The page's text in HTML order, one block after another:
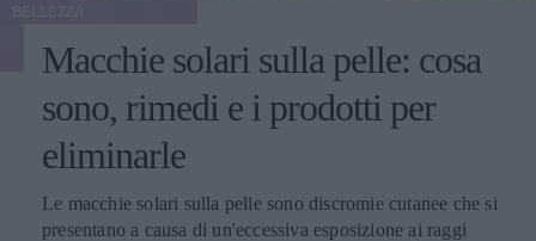
Macchie solari sulla pelle: cosa
sono, rimedi e i prodotti per
eliminarle
Le macchie solari sulla pelle sono discromie cutanee che si
presentano a causa di un'eccessiva esposizione ai raggi